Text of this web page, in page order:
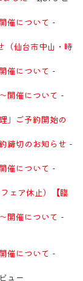
催について -
（仙台市中山・時
催について -
開催について -
」ご予約開始の
締切のお知らせ -
催について -
ェア休止）【臨
開催について -
催について -
ュー